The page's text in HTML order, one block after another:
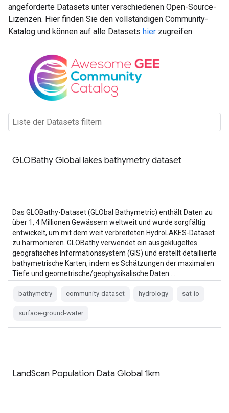
angeforderte Datasets unter verschiedenen Open-Source-
Lizenzen. Hier finden Sie den vollständigen Community-
Katalog und können auf alle Datasets hier zugreifen.
GLOBathy Global lakes bathymetry dataset
Das GLOBathy-Dataset (GLObal Bathymetric) enthält Daten zu
über 1, 4 Millionen Gewässern weltweit und wurde sorgfältig
entwickelt, um mit dem weit verbreiteten HydroLAKES-Dataset
zu harmonieren. GLOBathy verwendet ein ausgeklügeltes
geografisches Informationssystem (GIS) und erstellt detaillierte
bathymetrische Karten, indem es Schätzungen der maximalen
Tiefe und geometrische/geophysikalische Daten …
bathymetry community-dataset hydrology sat-io
surface-ground-water
LandScan Population Data Global 1km